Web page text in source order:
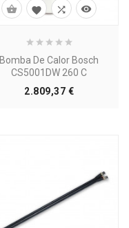
Bomba De Calor Bosch
CS5001DW 260 C
2.809,37 €Precio
   